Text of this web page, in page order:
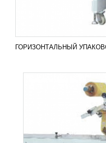
ГОРИЗОНТАЛЬНЫЙ
АВТОМАТ